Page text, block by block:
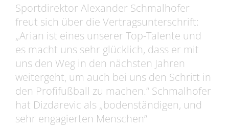
Sportdirektor Alexander Schmalhofer
freut sich über die Vertragsunterschrift:
„Arian ist eines unserer Top-Talente und
es macht uns sehr glücklich, dass er mit
uns den Weg in den nächsten Jahren
weitergeht, um auch bei uns den Schritt in
den Profifußball zu machen.” Schmalhofer
hat Dizdarevic als „bodenständigen, und
sehr engagierten Menschen”